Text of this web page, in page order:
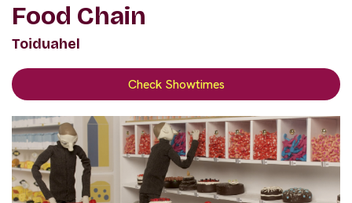
Food Chain
Toiduahel
Check Showtimes